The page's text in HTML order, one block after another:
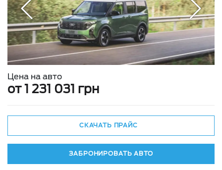
Цена на авто
от 1 231 031 грн
СКАЧАТЬ ПРАЙС
ЗАБРОНИРОВАТЬ АВТО